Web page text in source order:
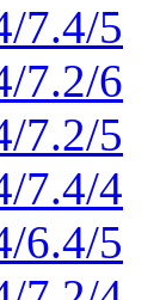
7.4/5
7.2/6
7.2/5
7.4/4
6.4/5